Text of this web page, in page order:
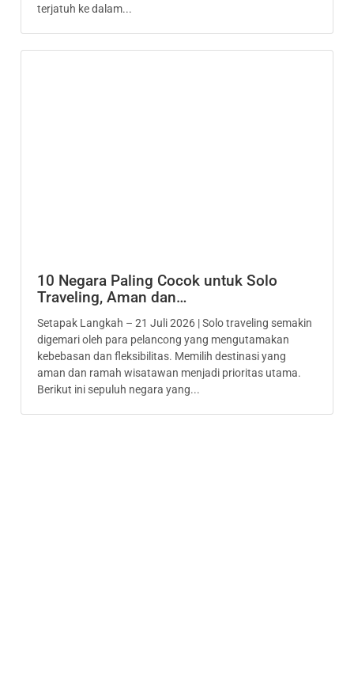
terjatuh ke dalam...
10 Negara Paling Cocok untuk Solo
Traveling, Aman dan…
Setapak Langkah – 21 Juli 2026 | Solo traveling semakin
digemari oleh para pelancong yang mengutamakan
kebebasan dan fleksibilitas. Memilih destinasi yang
aman dan ramah wisatawan menjadi prioritas utama.
Berikut ini sepuluh negara yang...